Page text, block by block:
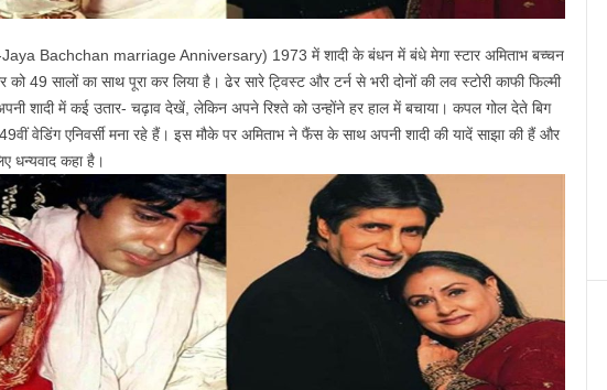
Bachchan marriage Anniversary) 1973 में शादी के बंधन में बंधे मेगा स्टार अमिताभ बच्चन
49 सालों का साथ पूरा कर लिया है। ढेर सारे ट्विस्ट और टर्न से भरी दोनों की लव स्टोरी काफी फिल्मी
शादी में कई उतार- चढ़ाव देखें, लेकिन अपने रिश्ते को उन्होंने हर हाल में बचाया। कपल गोल देते बिग
वेडिंग एनिवर्सी मना रहे हैं। इस मौके पर अमिताभ ने फैंस के साथ अपनी शादी की यादें साझा की हैं और
धन्यवाद कहा है।